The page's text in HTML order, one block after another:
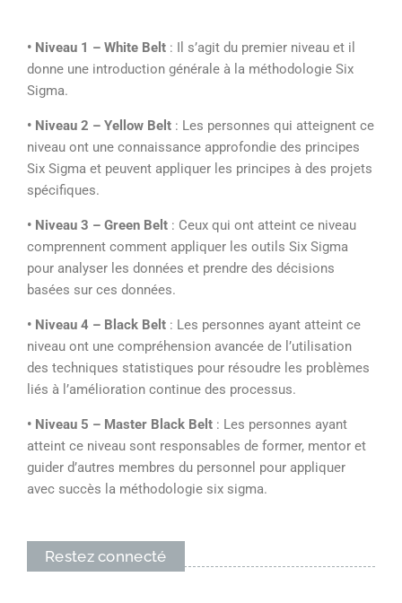
• Niveau 1 – White Belt : Il s’agit du premier niveau et il
donne une introduction générale à la méthodologie Six
Sigma.
• Niveau 2 – Yellow Belt : Les personnes qui atteignent ce
niveau ont une connaissance approfondie des principes
Six Sigma et peuvent appliquer les principes à des projets
spécifiques.
• Niveau 3 – Green Belt : Ceux qui ont atteint ce niveau
comprennent comment appliquer les outils Six Sigma
pour analyser les données et prendre des décisions
basées sur ces données.
• Niveau 4 – Black Belt : Les personnes ayant atteint ce
niveau ont une compréhension avancée de l’utilisation
des techniques statistiques pour résoudre les problèmes
liés à l’amélioration continue des processus.
• Niveau 5 – Master Black Belt : Les personnes ayant
atteint ce niveau sont responsables de former, mentor et
guider d’autres membres du personnel pour appliquer
avec succès la méthodologie six sigma.
Restez connecté